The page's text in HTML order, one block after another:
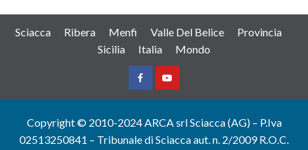
Sciacca Ribera Menfi Valle Del Belice
Provincia
Sicilia
Italia Mondo
FacebookYountube
Copyright © 2010-2024 ARCA srl Sciacca (AG) – P.Iva
02513250841 – Tribunale di Sciacca aut. n. 2/2009 R.O.C.